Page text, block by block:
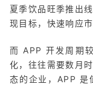
夏季饮品旺季推出
现目标，快速响应
而 APP 开发周期
化，往往需要数月
态的企业，APP 是